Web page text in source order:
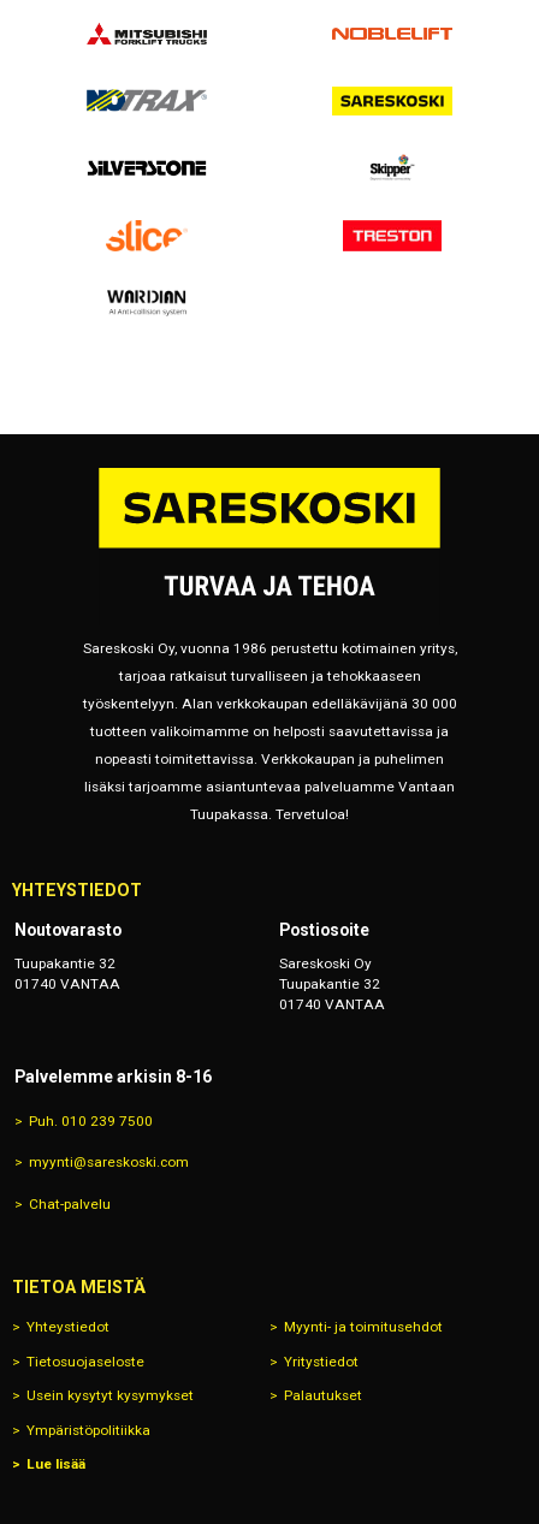
Sareskoski Oy, vuonna 1986 perustettu kotimainen yritys,
tarjoaa ratkaisut turvalliseen ja tehokkaaseen
työskentelyyn. Alan verkkokaupan edelläkävijänä 30 000
tuotteen valikoimamme on helposti saavutettavissa ja
nopeasti toimitettavissa. Verkkokaupan ja puhelimen
lisäksi tarjoamme asiantuntevaa palveluamme Vantaan
Tuupakassa. Tervetuloa!
YHTEYSTIEDOT
Noutovarasto
Tuupakantie 32
01740 VANTAA
Postiosoite
Sareskoski Oy
Tuupakantie 32
01740 VANTAA
Palvelemme arkisin 8-16
Puh. 010 239 7500
myynti@sareskoski.com
Chat-palvelu
TIETOA MEISTÄ
Yhteystiedot Myynti- ja toimitusehdot
Tietosuojaseloste Yritystiedot
Usein kysytyt kysymykset Palautukset
Ympäristöpolitiikka
Lue lisää